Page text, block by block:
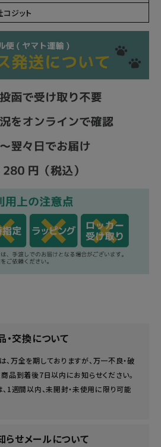
ジット
・交換について
万全を期しておりますが、万一不良・破
品到着後7日以内にお知らせください。
1週間以内、未開封・未使用に限り可能
らせメールについて